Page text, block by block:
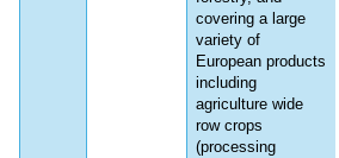
covering a large
variety of
European products
including
agriculture wide
row crops
(processing